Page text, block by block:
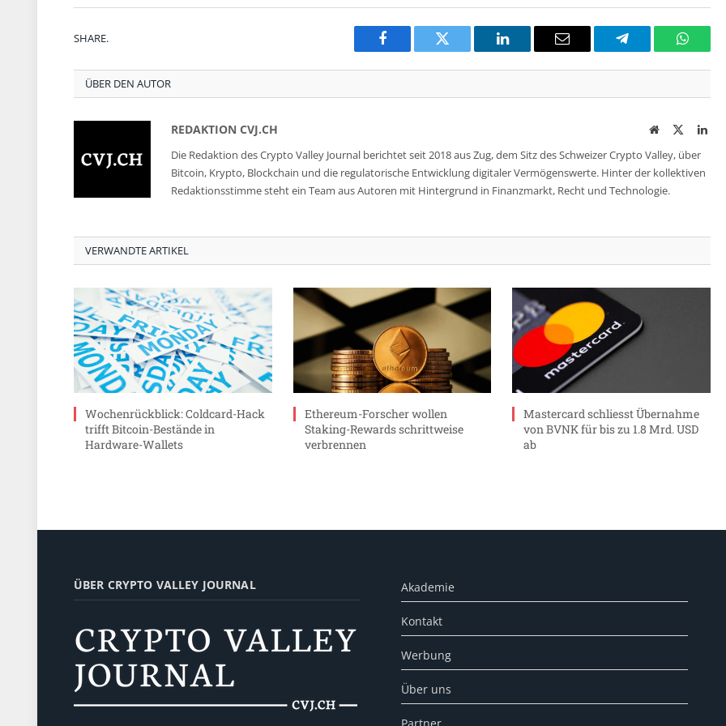
SHARE.
Facebook Twitter LinkedIn Email Telegram
ÜBER DEN AUTOR
REDAKTION CVJ.CH WebsiteTwitter
Die Redaktion des Crypto Valley Journal berichtet seit 2018 aus Zug, dem Sitz des Schweizer Crypto Valley, über
Bitcoin, Krypto, Blockchain und die regulatorische Entwicklung digitaler Vermögenswerte. Hinter der kollektiven
Redaktionsstimme steht ein Team aus Autoren mit Hintergrund in Finanzmarkt, Recht und Technologie.
VERWANDTE ARTIKEL
Wochenrückblick: Coldcard-Hack
trifft Bitcoin-Bestände in
Hardware-Wallets
Ethereum-Forscher wollen
Staking-Rewards schrittweise
verbrennen
Mastercard schliesst Übernahme
von BVNK für bis zu 1.8 Mrd. USD
ab
ÜBER CRYPTO VALLEY JOURNAL Akademie
Kontakt
Werbung
Über uns